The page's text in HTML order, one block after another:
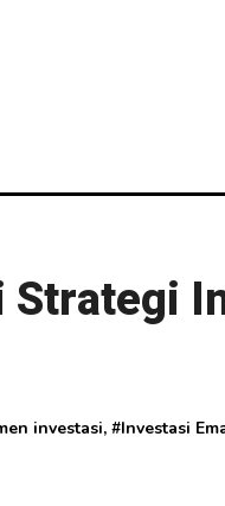
investasi, #Investasi